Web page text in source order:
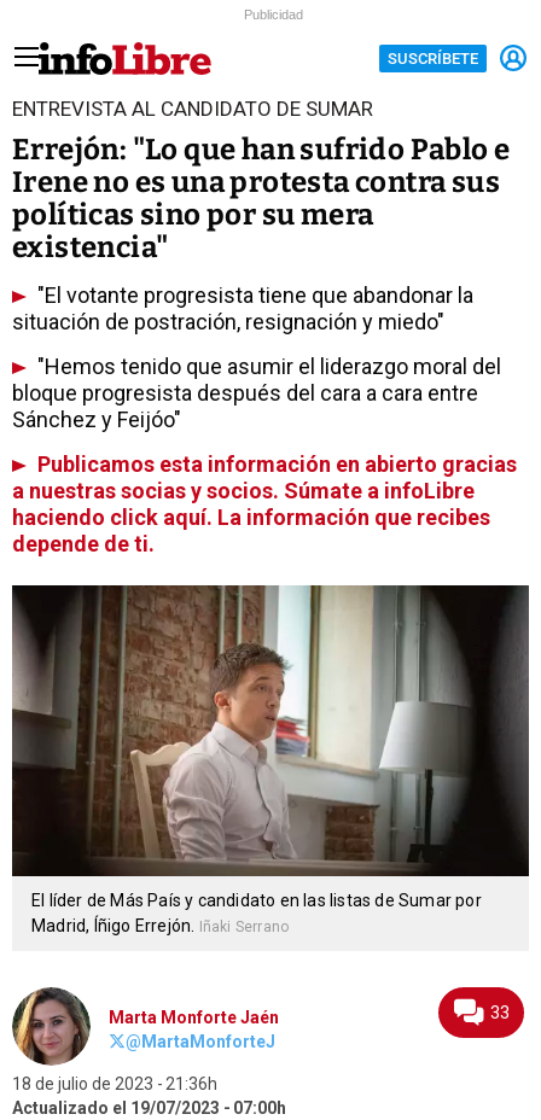
Publicidad
SUSCRÍBETE
ENTREVISTA AL CANDIDATO DE SUMAR
Errejón: "Lo que han sufrido Pablo e
Irene no es una protesta contra sus
políticas sino por su mera
existencia"
"El votante progresista tiene que abandonar la
situación de postración, resignación y miedo"
"Hemos tenido que asumir el liderazgo moral del
bloque progresista después del cara a cara entre
Sánchez y Feijóo"
Publicamos esta información en abierto gracias
a nuestras socias y socios. Súmate a infoLibre
haciendo click aquí. La información que recibes
depende de ti.
El líder de Más País y candidato en las listas de Sumar por
Madrid, Íñigo Errejón.
Iñaki Serrano
Marta Monforte Jaén
@MartaMonforteJ
18 de julio de 2023
21:36h
Actualizado el 19/07/2023
07:00h
33